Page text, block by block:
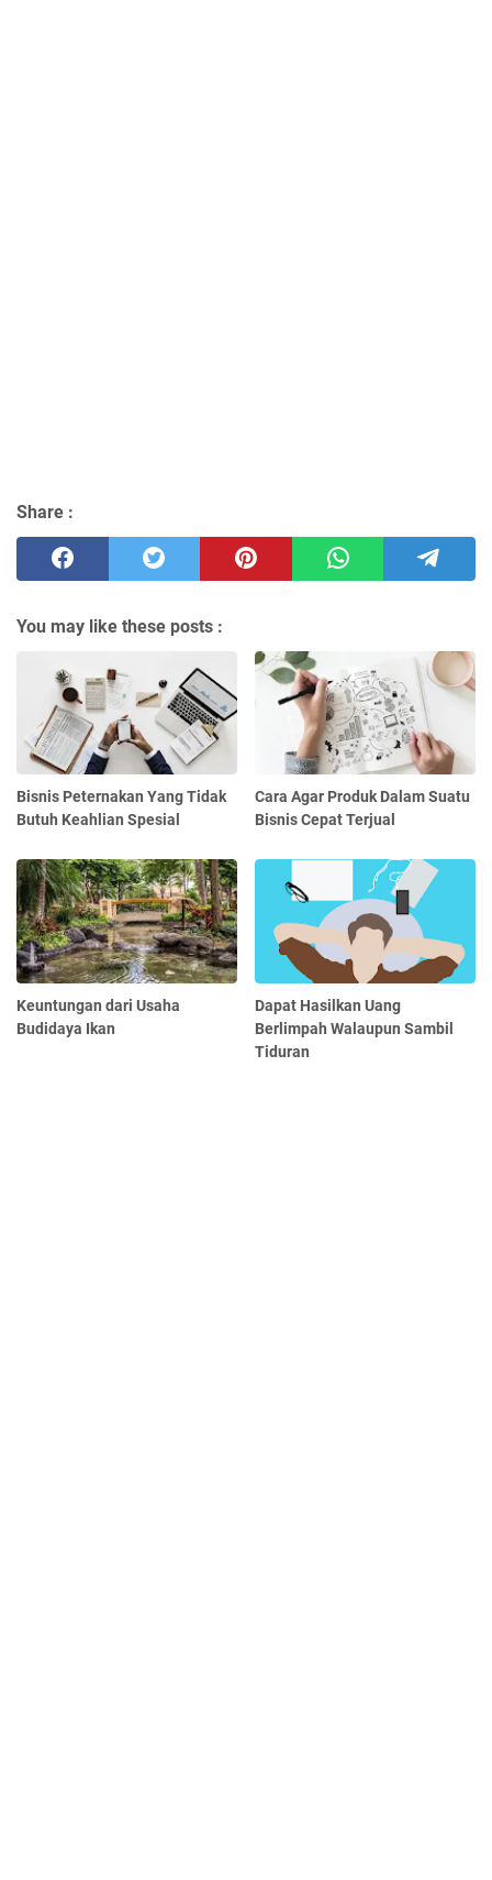
Share :
You may like these posts :
Bisnis Peternakan Yang Tidak
Butuh Keahlian Spesial
Cara Agar Produk Dalam Suatu
Bisnis Cepat Terjual
Keuntungan dari Usaha
Budidaya Ikan
Dapat Hasilkan Uang
Berlimpah Walaupun Sambil
Tiduran